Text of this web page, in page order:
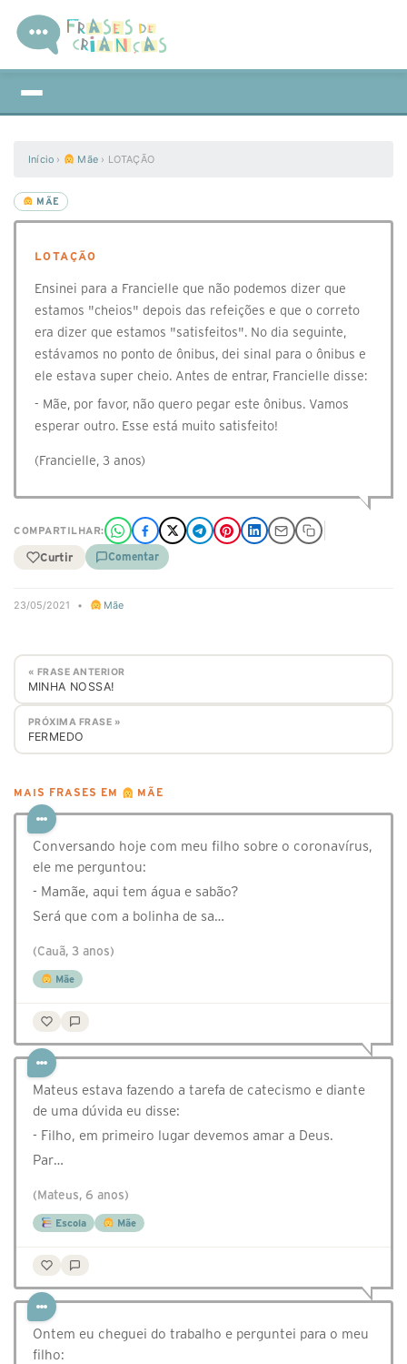
Início › Mãe › LOTAÇÃO
MÃE
LOTAÇÃO
Ensinei para a Francielle que não podemos dizer que
estamos "cheios" depois das refeições e que o correto
era dizer que estamos "satisfeitos". No dia seguinte,
estávamos no ponto de ônibus, dei sinal para o ônibus e
ele estava super cheio. Antes de entrar, Francielle disse:
- Mãe, por favor, não quero pegar este ônibus. Vamos
esperar outro. Esse está muito satisfeito!
(Francielle, 3 anos)
COMPARTILHAR:
Curtir Comentar
23/05/2021 • Mãe
« FRASE ANTERIOR
MINHA NOSSA!
PRÓXIMA FRASE »
FERMEDO
MAIS FRASES EM MÃE
Conversando hoje com meu filho sobre o coronavírus,
ele me perguntou:
- Mamãe, aqui tem água e sabão?
Será que com a bolinha de sa…
(Cauã, 3 anos)
Mãe
Mateus estava fazendo a tarefa de catecismo e diante
de uma dúvida eu disse:
- Filho, em primeiro lugar devemos amar a Deus.
Par…
(Mateus, 6 anos)
Escola Mãe
Ontem eu cheguei do trabalho e perguntei para o meu
filho: